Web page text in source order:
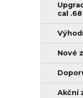
cal .68
Nové
Akční